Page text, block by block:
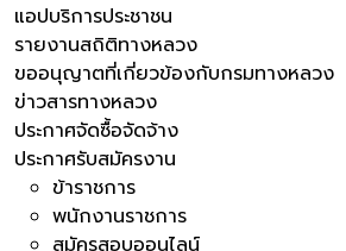
แอปบริการประชาชน
รายงานสถิติทางหลวง
ขออนุญาตที่เกี่ยวข้องกับกรมทางหลวง
ข่าวสารทางหลวง
ประกาศจัดซื้อจัดจ้าง
ประกาศรับสมัครงาน
ข้าราชการ
พนักงานราชการ
สมัครสอบออนไลน์